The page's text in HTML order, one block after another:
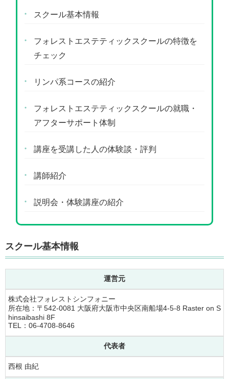
スクール基本情報
フォレストエステティックスクールの特徴を
チェック
リンパ系コースの紹介
フォレストエステティックスクールの就職・
アフターサポート体制
講座を受講した人の体験談・評判
講師紹介
説明会・体験講座の紹介
スクール基本情報
運営元
株式会社フォレストシンフォニー
所在地：〒542-0081 大阪府大阪市中央区南船場4-5-8 Raster on S
hinsaibashi 8F
TEL：06-4708-8646
代表者
西根 由紀